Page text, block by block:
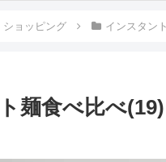
ショッピング インスタン
麺食べ比べ